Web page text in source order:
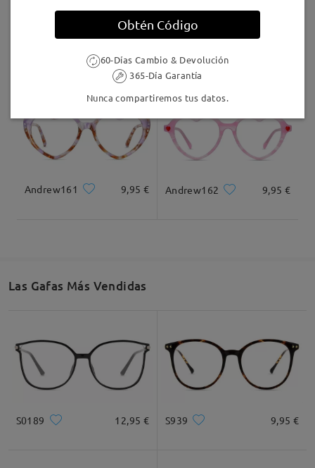
16,95 € Jewels03
Andrew161 9,95 € Andrew162 9,95 €
Las Gafas Más Vendidas
S0189 12,95 € S939 9,95 €
Obtén Código
60-Días Cambio & Devolución
365-Día Garantía
Nunca compartiremos tus datos.